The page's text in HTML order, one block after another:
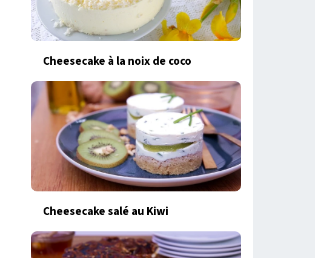
Cheesecake à la noix de coco
Cheesecake salé au Kiwi